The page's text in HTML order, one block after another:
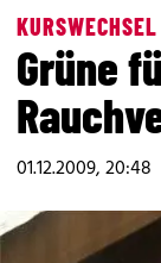
KURSWECHSEL
Grüne
01.12.2009, 20:48